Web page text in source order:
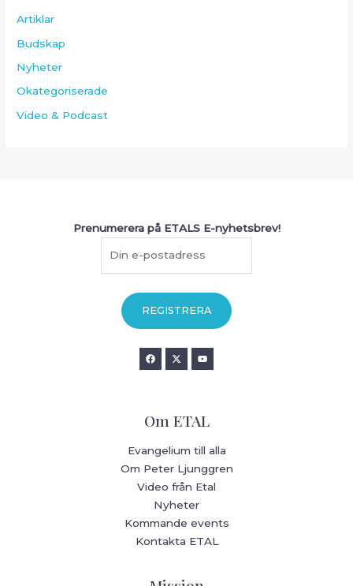
Artiklar
Budskap
Nyheter
Okategoriserade
Video & Podcast
Prenumerera på ETALS E-nyhetsbrev!
Om ETAL
Evangelium till alla
Om Peter Ljunggren
Video från Etal
Nyheter
Kommande events
Kontakta ETAL